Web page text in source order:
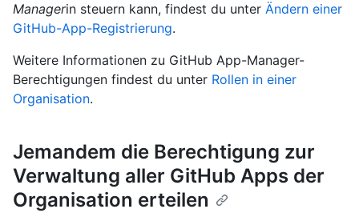
Managerin steuern kann, findest du unter Ändern einer
GitHub-App-Registrierung.
Weitere Informationen zu GitHub App-Manager-
Berechtigungen findest du unter Rollen in einer
Organisation.
Jemandem die Berechtigung zur
Verwaltung aller GitHub Apps der
Organisation erteilen